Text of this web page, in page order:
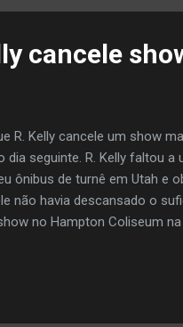
cancele
R. Kelly cancele um show
seguinte. R. Kelly faltou
ônibus de turnê em Utah e
não havia descansado o
no Hampton Coliseum
anos de prisão se declarado